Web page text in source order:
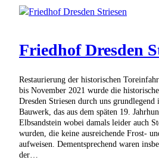
Friedhof Dresden
Restaurierung der historischen
bis November 2021 wurde die
Dresden Striesen durch uns grundlegend
Bauwerk, das aus dem späten 19.
Elbsandstein wobei damals leider auch
wurden, die keine ausreichende Frost-
aufweisen. Dementsprechend waren
der…